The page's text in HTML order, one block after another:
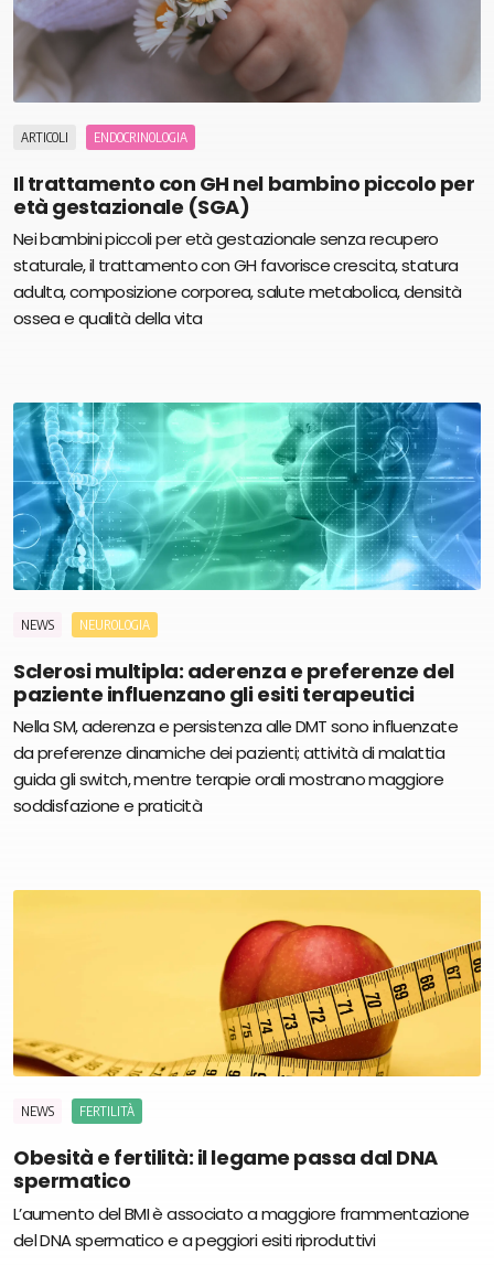
ARTICOLI ENDOCRINOLOGIA
Il trattamento con GH nel bambino piccolo per
età gestazionale (SGA)
Nei bambini piccoli per età gestazionale senza recupero
staturale, il trattamento con GH favorisce crescita, statura
adulta, composizione corporea, salute metabolica, densità
ossea e qualità della vita
NEWS NEUROLOGIA
Sclerosi multipla: aderenza e preferenze del
paziente influenzano gli esiti terapeutici
Nella SM, aderenza e persistenza alle DMT sono influenzate
da preferenze dinamiche dei pazienti; attività di malattia
guida gli switch, mentre terapie orali mostrano maggiore
soddisfazione e praticità
NEWS FERTILITÀ
Obesità e fertilità: il legame passa dal DNA
spermatico
L’aumento del BMI è associato a maggiore frammentazione
del DNA spermatico e a peggiori esiti riproduttivi